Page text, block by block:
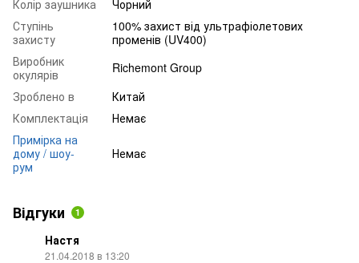
Колір заушника
Чорний
Ступінь
захисту
100% захист від ультрафіолетових
променів (UV400)
Виробник
окулярів
Richemont Group
Зроблено в
Китай
Комплектація
Немає
Примірка на
дому / шоу-
рум
Немає
Відгуки 1
Настя
21.04.2018 в 13:20